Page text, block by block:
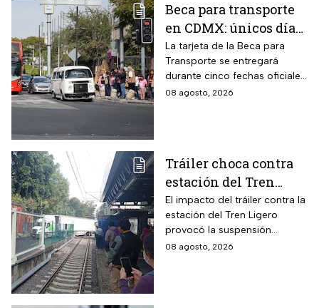
Beca para transporte
en CDMX: únicos días
para recoger la tarjeta
si te atrasaste
La tarjeta de la Beca para
Transporte se entregará
durante cinco fechas oficiales
en la CDMX; estos son los
08 agosto, 2026
Tráiler choca contra
estación del Tren
Ligero en CDMX
El impacto del tráiler contra la
estación del Tren Ligero
provocó la suspensión
momentánea del servicio
08 agosto, 2026